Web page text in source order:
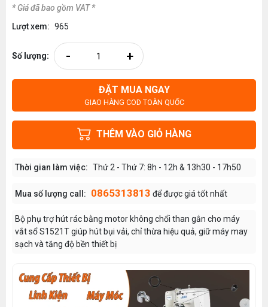
* Giá đã bao gồm VAT *
Lượt xem: 965
Số lượng: - +
ĐẶT MUA NGAY
GIAO HÀNG COD TOÀN QUỐC
THÊM VÀO GIỎ HÀNG
Thời gian làm việc: Thứ 2 - Thứ 7: 8h - 12h & 13h30 - 17h50
Mua số lượng call: 0865313813 để được giá tốt nhất
Bộ phụ trợ hút rác bằng motor không chổi than gắn cho máy
vắt sổ S1521T giúp hút bụi vải, chỉ thừa hiệu quả, giữ máy may
sạch và tăng độ bền thiết bị